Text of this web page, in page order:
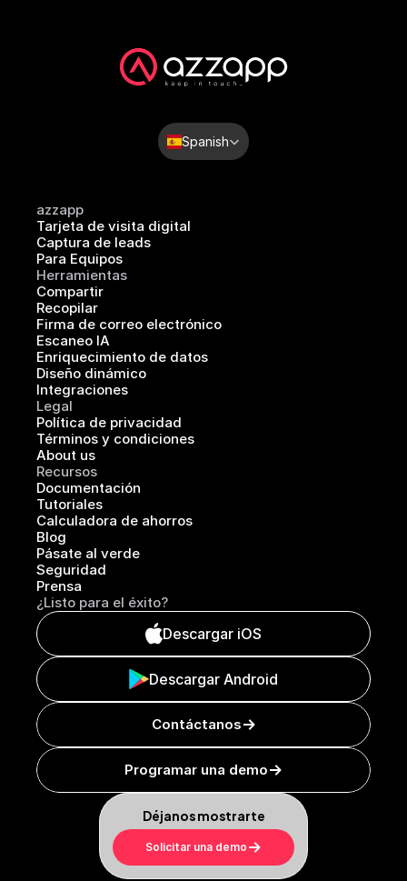
Select Language
Spanish
azzapp
Tarjeta de visita digital
Captura de leads
Para Equipos
Herramientas
Compartir
Recopilar
Firma de correo electrónico
Escaneo IA
Enriquecimiento de datos
Diseño dinámico
Integraciones
Legal
Política de privacidad
Términos y condiciones
About us
Recursos
Documentación
Tutoriales
Calculadora de ahorros
Blog
Pásate al verde
Seguridad
Prensa
¿Listo para el éxito?
Descargar iOS
Descargar Android
Contáctanos
Programar una demo
Déjanos mostrarte
Solicitar una demo